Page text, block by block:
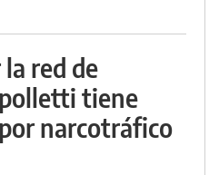
red de
tiene
narcotráfico